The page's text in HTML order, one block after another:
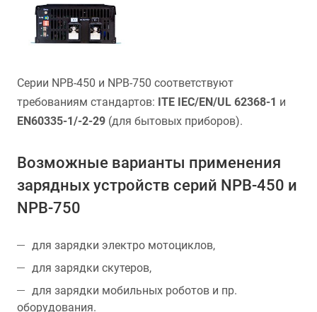
Серии NPB-450 и NPB-750 соответствуют
требованиям стандартов: ITE IEC/EN/UL 62368-1 и
EN60335-1/-2-29 (для бытовых приборов).
Возможные варианты применения
зарядных устройств серий NPB-450 и
NPB-750
для зарядки электро мотоциклов,
для зарядки скутеров,
для зарядки мобильных роботов и пр.
оборудования.